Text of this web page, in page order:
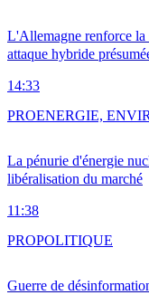
L'Allemagne renforce la
attaque hybride
14:33
La pénurie d'énergie
libéralisation du marché
11:38
PROENERGIE,
Guerre de
PROPOLITIQUE